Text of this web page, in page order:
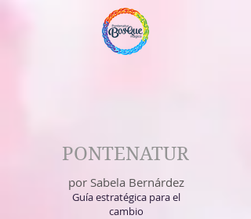
PONTENATUR
por Sabela Bernárdez
Guía estratégica para el
cambio